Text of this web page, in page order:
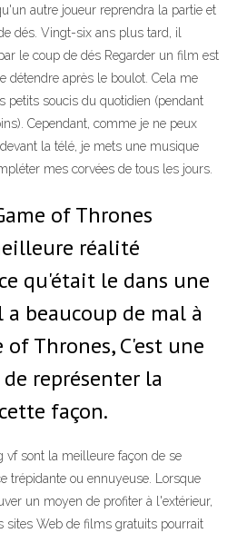
autre joueur reprendra la partie et
dés. Vingt-six ans plus tard, il
le coup de dés Regarder un film est
détendre après le boulot. Cela me
petits soucis du quotidien (pendant
Cependant, comme je ne peux
la télé, je mets une musique
mes corvées de tous les jours.
of Thrones
réalité
qu'était le dans une
beaucoup de mal à
of Thrones, C'est une
représenter la
façon.
vf sont la meilleure façon de se
trépidante ou ennuyeuse. Lorsque
un moyen de profiter à l'extérieur,
sites Web de films gratuits pourrait